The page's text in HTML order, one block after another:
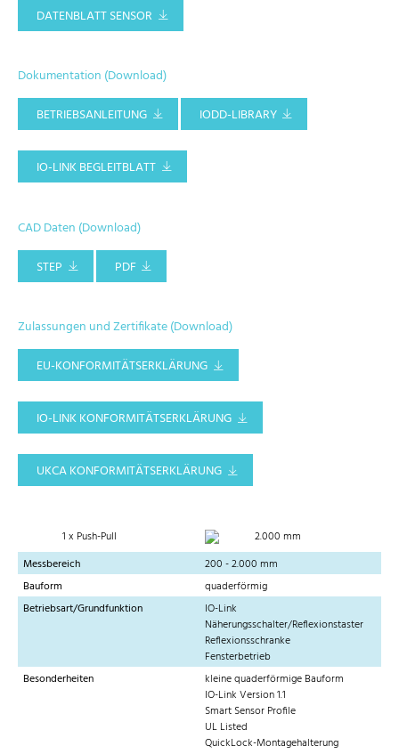
DATENBLATT SENSOR
Dokumentation (Download)
BETRIEBSANLEITUNG
IODD-LIBRARY
IO-LINK BEGLEITBLATT
CAD Daten (Download)
STEP
PDF
Zulassungen und Zertifikate (Download)
EU-KONFORMITÄTSERKLÄRUNG
IO-LINK KONFORMITÄTSERKLÄRUNG
UKCA KONFORMITÄTSERKLÄRUNG
1 x Push-Pull
2.000 mm
Messbereich
200 - 2.000 mm
Bauform
quaderförmig
Betriebsart/Grundfunktion
IO-Link
Näherungsschalter/Reflexionstaster
Reflexionsschranke
Fensterbetrieb
Besonderheiten
kleine quaderförmige Bauform
IO-Link Version 1.1
Smart Sensor Profile
UL Listed
QuickLock-Montagehalterung